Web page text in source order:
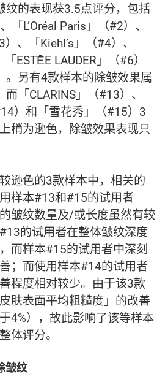
纹的表现获3.5点评分，包括
「L’Oréal Paris」（#2）、
）、「Kiehl’s」（#4）、
ESTĒE LAUDER」（#6）
。另有4款样本的除皱效果属
「CLARINS」（#13）、
）和「雪花秀」（#15）3
稍为逊色，除皱效果表现只
逊色的3款样本中，相关的
样本#13和#15的试用者
皱纹数量及/或长度虽然有较
的试用者在整体皱纹深度
而样本#15的试用者中深刻
；而使用样本#14的试用者
程度相对较少。由于该3款
肤表面平均粗糙度」的改善
4%），故此影响了该等样本
体评分。
皱纹